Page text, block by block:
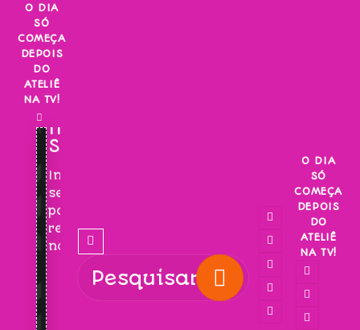
Skip
content
O DIA
SÓ
COMEÇA
DEPOIS
DO
ATELIÊ
NA TV!
INSCREVA-
SE!
Inscreva-
se
para
receber
novidades!
O DIA
SÓ
COMEÇA
DEPOIS
DO
ATELIÊ
NA TV!